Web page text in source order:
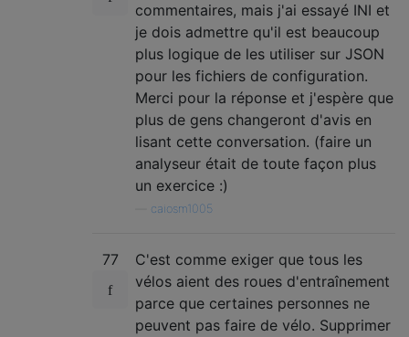
commentaires, mais j'ai essayé INI et
je dois admettre qu'il est beaucoup
plus logique de les utiliser sur JSON
pour les fichiers de configuration.
Merci pour la réponse et j'espère que
plus de gens changeront d'avis en
lisant cette conversation. (faire un
analyseur était de toute façon plus
un exercice :)
caiosm1005
77
C'est comme exiger que tous les
vélos aient des roues d'entraînement
parce que certaines personnes ne
peuvent pas faire de vélo. Supprimer